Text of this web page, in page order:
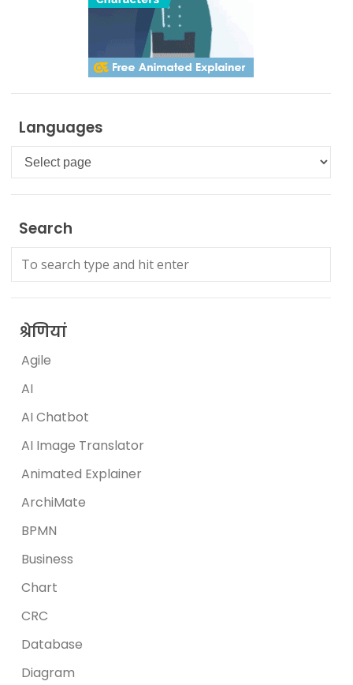
Languages
Languages
Search
श्रेणियां
Agile
AI
AI Chatbot
AI Image Translator
Animated Explainer
ArchiMate
BPMN
Business
Chart
CRC
Database
Diagram